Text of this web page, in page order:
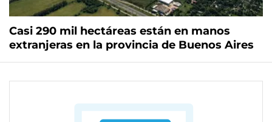
Casi 290 mil hectáreas están en manos
extranjeras en la provincia de Buenos Aires